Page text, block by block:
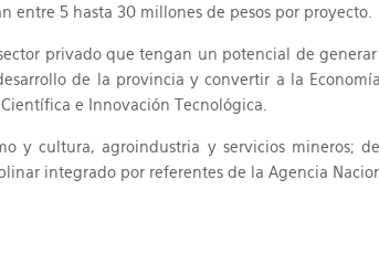
entre 5 hasta 30 millones de pesos por proyecto.
privado que tengan un potencial de
de la provincia y convertir a la
e Innovación Tecnológica.
y cultura, agroindustria y servicios mineros;
integrado por referentes de la Agencia